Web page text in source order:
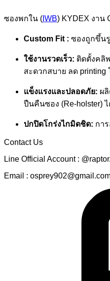
ซองพกใน ( IWB) KYDEX งาน
Custom Fit : ซองถูกขึ้น
ใช้งานรวดเร็ว: ติดตั้งคลิ
สะดวกสบาย ลด
แข็งแรงและปลอดภัย: ผ
ปืนคืนซอง (Re-holster) ไ
ปกปิดโกร่งไกมิดชิด: กา
Contact Us
Line Official Account :
Email :